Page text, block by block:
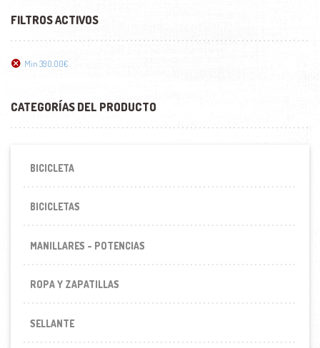
FILTROS ACTIVOS
Min390.00€
CATEGORÍAS DEL PRODUCTO
BICICLETA
BICICLETAS
MANILLARES - POTENCIAS
ROPA Y ZAPATILLAS
SELLANTE